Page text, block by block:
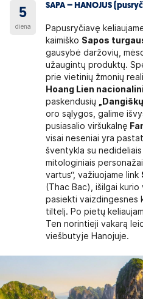
5
diena
SAPA – HANOJUS
Papusryčiavę
kaimiško Sapos
gausybė daržovių,
užaugintų produktų.
prie vietinių žmonių
Hoang Lien
paskendusių
oro sąlygos, galime
pusiasalio viršukalnę
visai neseniai yra
šventykla su
mitologiniais
vartus“, važiuojame link
(Thac Bac), išilgai
pasiekti vaizdingesnes
tiltelį. Po pietų
Ten norintieji vakarą
viešbutyje Hanojuje.